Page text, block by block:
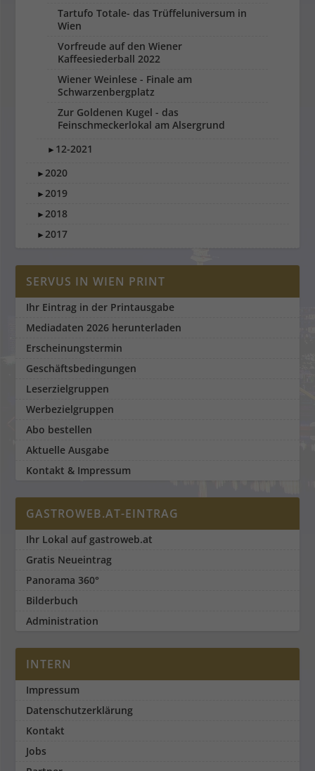
Tartufo Totale- das Trüffeluniversum in
Wien
Vorfreude auf den Wiener
Kaffeesiederball 2022
Wiener Weinlese - Finale am
Schwarzenbergplatz
Zur Goldenen Kugel - das
Feinschmeckerlokal am Alsergrund
► 12-2021
►2020
►2019
►2018
►2017
SERVUS IN WIEN PRINT
Ihr Eintrag in der Printausgabe
Mediadaten 2026 herunterladen
Erscheinungstermin
Geschäftsbedingungen
Leserzielgruppen
Werbezielgruppen
Abo bestellen
Aktuelle Ausgabe
Kontakt & Impressum
GASTROWEB.AT-EINTRAG
Ihr Lokal auf gastroweb.at
Gratis Neueintrag
Panorama 360°
Bilderbuch
Administration
INTERN
Impressum
Datenschutzerklärung
Kontakt
Jobs